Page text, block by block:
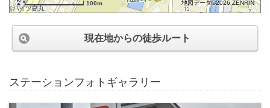
100m
地図データ©2026 ZENRIN
現在地からの徒歩ルート
ステーションフォトギャラリー